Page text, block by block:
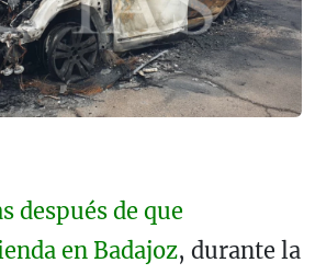
después de que
en Badajoz, durante la